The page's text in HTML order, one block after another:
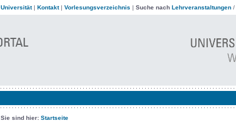
Universität| Kontakt| Vorlesungsverzeichnis | Suche nach Lehrveranstaltungen /
Sie sind hier: Startseite